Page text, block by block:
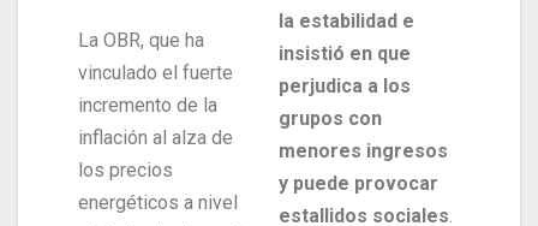
La OBR, que ha
vinculado el fuerte
incremento de la
inflación al alza de
los precios
energéticos a nivel
la estabilidad e
insistió en que
perjudica a los
grupos con
menores ingresos
y puede provocar
estallidos sociales.